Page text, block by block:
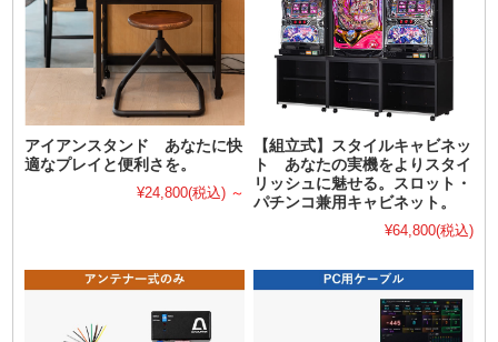
アイアンスタンド あなたに快
適なプレイと便利さを。
¥24,800(税込) ～
【組立式】スタイルキャビネッ
ト あなたの実機をよりスタイ
リッシュに魅せる。スロット・
パチンコ兼用キャビネット。
¥64,800(税込)